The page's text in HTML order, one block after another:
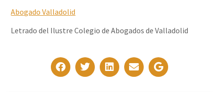
Abogado Valladolid
Letrado del Ilustre Colegio de Abogados de Valladolid